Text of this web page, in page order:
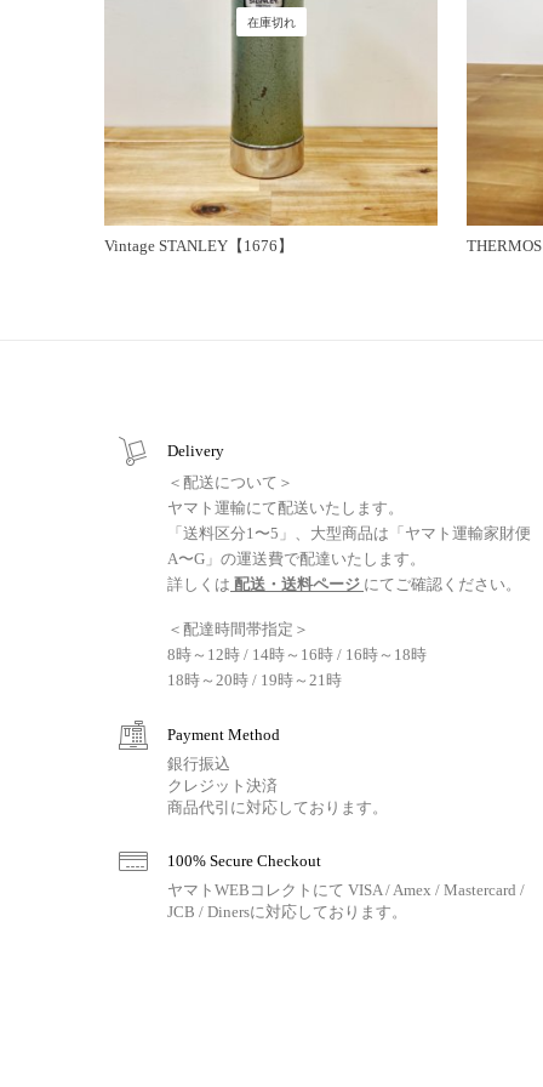
在庫切れ
Vintage STANLEY【1676】
Delivery
＜配送について＞
ヤマト運輸にて配送いたします。
「送料区分1〜5」、大型商品は「ヤマト運輸家財便
A〜G」の運送費で配達いたします。
詳しくは 配送・送料ページ にてご確認ください。
＜配達時間帯指定＞
8時～12時 / 14時～16時 / 16時～18時
18時～20時 / 19時～21時
Payment Method
銀行振込
クレジット決済
商品代引に対応しております。
100% Secure Checkout
ヤマトWEBコレクトにて VISA / Amex / Mastercard /
JCB / Dinersに対応しております。